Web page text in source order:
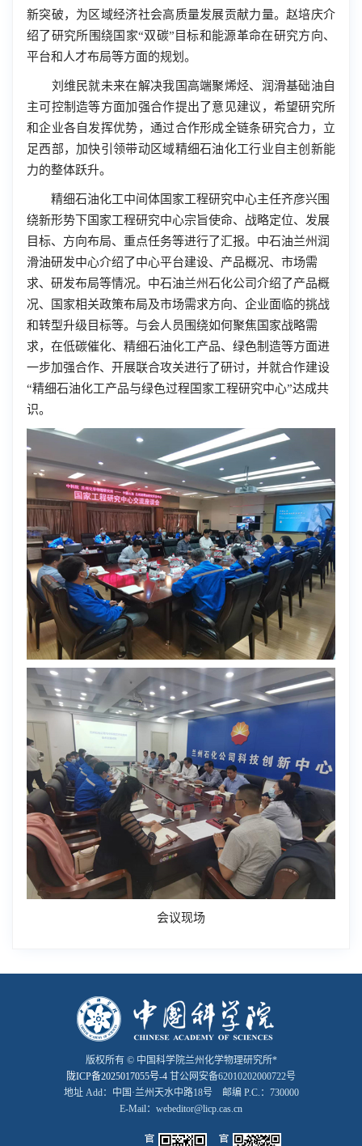
新突破，为区域经济社会高质量发展贡献力量。赵培庆介
绍了研究所围绕国家“双碳”目标和能源革命在研究方向、
平台和人才布局等方面的规划。
刘维民就未来在解决我国高端聚烯烃、润滑基础油自
主可控制造等方面加强合作提出了意见建议，希望研究所
和企业各自发挥优势，通过合作形成全链条研究合力，立
足西部，加快引领带动区域精细石油化工行业自主创新能
力的整体跃升。
精细石油化工中间体国家工程研究中心主任齐彦兴围
绕新形势下国家工程研究中心宗旨使命、战略定位、发展
目标、方向布局、重点任务等进行了汇报。中石油兰州润
滑油研发中心介绍了中心平台建设、产品概况、市场需
求、研发布局等情况。中石油兰州石化公司介绍了产品概
况、国家相关政策布局及市场需求方向、企业面临的挑战
和转型升级目标等。与会人员围绕如何聚焦国家战略需
求，在低碳催化、精细石油化工产品、绿色制造等方面进
一步加强合作、开展联合攻关进行了研讨，并就合作建设
“精细石油化工产品与绿色过程国家工程研究中心”达成共
识。
会议现场
版权所有 © 中国科学院兰州化学物理研究所*
陇ICP备2025017055号-4 甘公网安备62010202000722号
地址 Add：中国·兰州天水中路18号 邮编 P.C.：730000
E-Mail：webeditor@licp.cas.cn